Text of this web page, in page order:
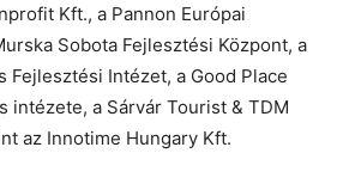
Kft., a Pannon Európai
Sobota Fejlesztési Központ, a
Fejlesztési Intézet, a Good Place
intézete, a Sárvár Tourist & TDM
az Innotime Hungary Kft.